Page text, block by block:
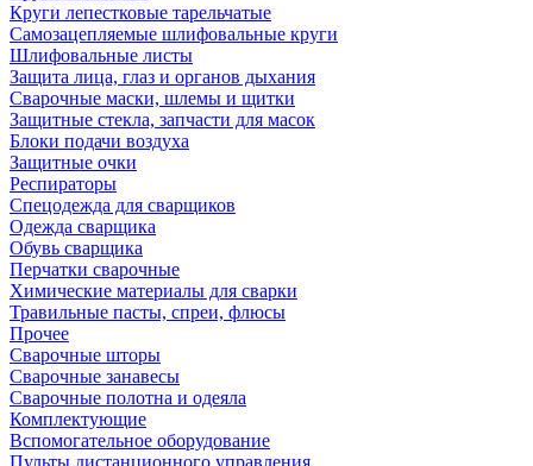
Круги лепестковые тарельчатые
Самозацепляемые шлифовальные круги
Шлифовальные листы
Защита лица, глаз и органов дыхания
Сварочные маски, шлемы и щитки
Защитные стекла, запчасти для масок
Блоки подачи воздуха
Защитные очки
Респираторы
Спецодежда для сварщиков
Одежда сварщика
Обувь сварщика
Перчатки сварочные
Химические материалы для сварки
Травильные пасты, спреи, флюсы
Прочее
Сварочные шторы
Сварочные занавесы
Сварочные полотна и одеяла
Комплектующие
Вспомогательное оборудование
Пульты дистанционного управления